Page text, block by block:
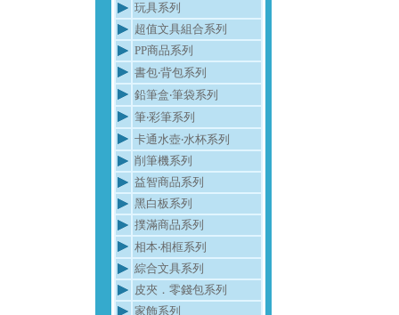
玩具系列
超值文具組合系列
PP商品系列
書包‧背包系列
鉛筆盒‧筆袋系列
筆‧彩筆系列
卡通水壺‧水杯系列
削筆機系列
益智商品系列
黑白板系列
撲滿商品系列
相本‧相框系列
綜合文具系列
皮夾．零錢包系列
家飾系列